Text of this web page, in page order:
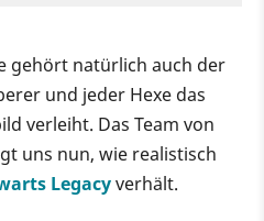
gehört natürlich auch der
und jeder Hexe das
verleiht. Das Team von
uns nun, wie realistisch
Legacyverhält.